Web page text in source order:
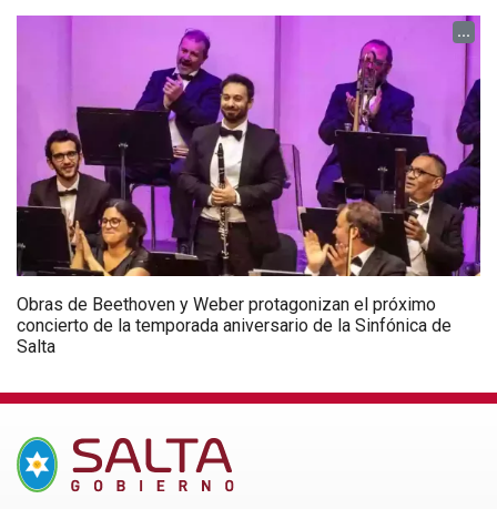
...
Obras de Beethoven y Weber protagonizan el próximo
concierto de la temporada aniversario de la Sinfónica de
Salta